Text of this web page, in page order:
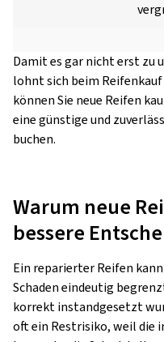
Damit es gar nicht erst
lohnt sich beim
können Sie neue Reifen
eine günstige und
buchen.
Warum neue
bessere
Ein reparierter Reifen
Schaden eindeutig
korrekt instandgesetzt
oft ein Restrisiko, weil die